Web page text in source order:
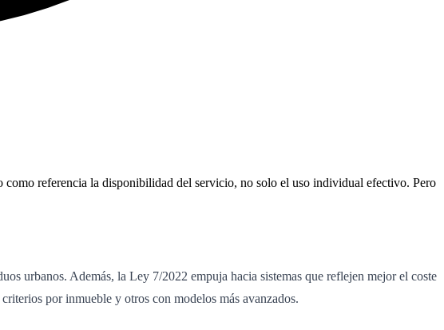
referencia la disponibilidad del servicio, no solo el uso individual efectivo. Pero
urbanos. Además, la Ley 7/2022 empuja hacia sistemas que reflejen mejor el coste
por inmueble y otros con modelos más avanzados.